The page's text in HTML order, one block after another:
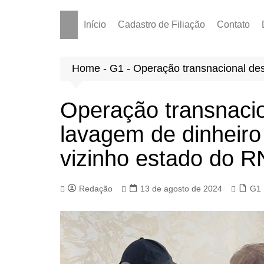
Início Cadastro de Filiação Contato
Home - G1 - Operação transnacional
Operação
lavagem de
vizinho estado do
Redação 13 de agosto de 2024 G1